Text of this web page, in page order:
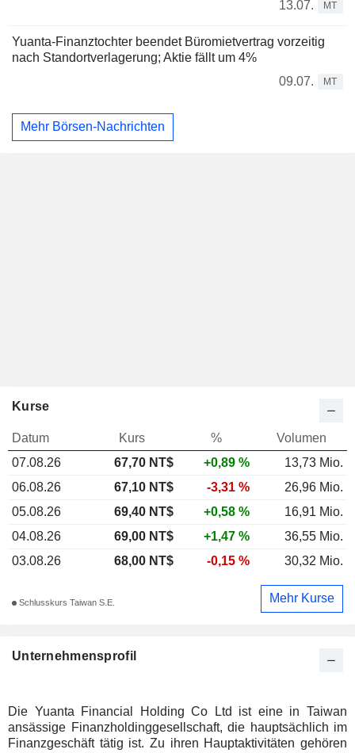
13.07.
MT
Yuanta-Finanztochter beendet Büromietvertrag vorzeitig
nach Standortverlagerung; Aktie fällt um 4%
09.07.
MT
Mehr Börsen-Nachrichten
Unternehmensprofil
Die Yuanta Financial Holding Co Ltd ist eine in Taiwan
ansässige Finanzholdinggesellschaft, die hauptsächlich im
Finanzgeschäft tätig ist. Zu ihren Hauptaktivitäten gehören
Kurse
Datum Kurs %
Volumen
07.08.26
67,70 NT$ +0,89 %
13,73 Mio.
06.08.26
67,10 NT$ -3,31 %
26,96 Mio.
05.08.26
69,40 NT$ +0,58 %
16,91 Mio.
04.08.26
69,00 NT$ +1,47 %
36,55 Mio.
03.08.26
68,00 NT$ -0,15 % 30,32 Mio.
Schlusskurs Taiwan S.E. Mehr Kurse